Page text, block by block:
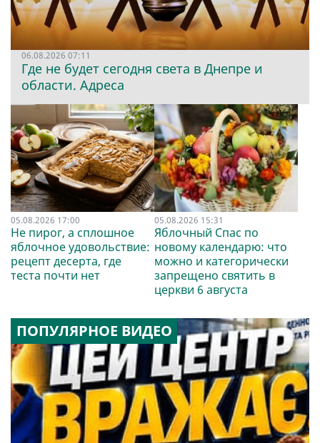
06.08.2026 07:11
Где не будет сегодня света в Днепре и
области. Адреса
05.08.2026 17:00
Не пирог, а сплошное
яблочное удовольствие:
рецепт десерта, где
теста почти нет
05.08.2026 15:31
Яблочный Спас по
новому календарю: что
можно и категорически
запрещено святить в
церкви 6 августа
ПОПУЛЯРНОЕ ВИДЕО